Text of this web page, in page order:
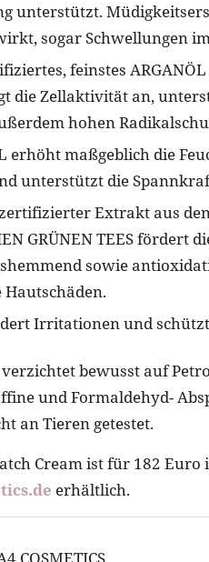
unterstützt.
sogar Schwellungen
feinstes
die Zellaktivität an,
hohen
erhöht maßgeblich die
unterstützt die
Extrakt aus
GRÜNEN TEES
sowie
Irritationen und
verzichtet bewusst auf
und Formaldehyd-
an Tieren getestet.
Cream ist für 182
erhältlich.
COSMETICS